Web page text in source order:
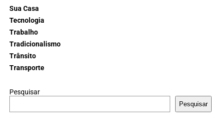
Sua Casa
Tecnologia
Trabalho
Tradicionalismo
Trânsito
Transporte
Pesquisar
Pesquisar